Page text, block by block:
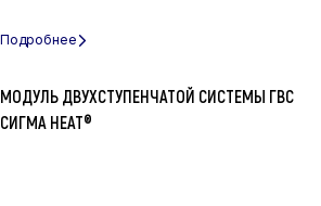
МОДУЛЬ ДВУХСТУПЕНЧАТОЙ СИСТЕМЫ ГВС
СИГМА HEAT®